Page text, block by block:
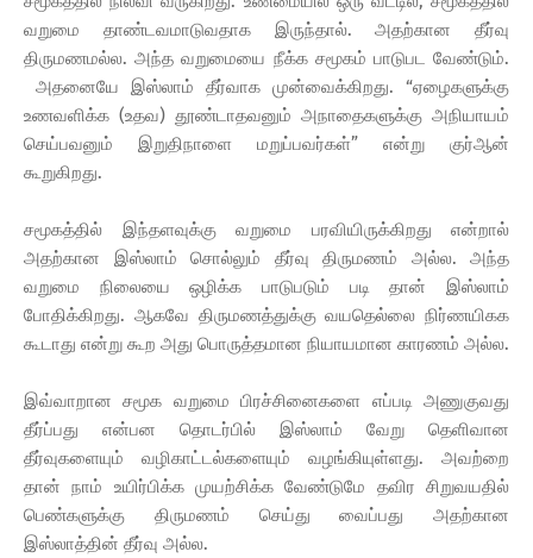
வறுமை தாண்டவமாடுவதாக இருந்தால். அதற்கான தீர்வு
திருமணமல்ல. அந்த வறுமையை நீக்க சமூகம் பாடுபட வேண்டும்.
அதனையே இஸ்லாம் தீர்வாக முன்வைக்கிறது. “ஏழைகளுக்கு
உணவளிக்க (உதவ) தூண்டாதவனும் அநாதைகளுக்கு அநியாயம்
செய்பவனும் இறுதிநாளை மறுப்பவர்கள்” என்று குர்ஆன்
கூறுகிறது.
சமூகத்தில் இந்தளவுக்கு வறுமை பரவியிருக்கிறது என்றால்
அதற்கான இஸ்லாம் சொல்லும் தீர்வு திருமணம் அல்ல. அந்த
வறுமை நிலையை ஒழிக்க பாடுபடும் படி தான் இஸ்லாம்
போதிக்கிறது. ஆகவே திருமணத்துக்கு வயதெல்லை நிர்ணயிகக
கூடாது என்று கூற அது பொருத்தமான நியாயமான காரணம் அல்ல.
இவ்வாறான சமூக வறுமை பிரச்சினைகளை எப்படி அணுகுவது
தீர்ப்பது என்பன தொடர்பில் இஸ்லாம் வேறு தெளிவான
தீர்வுகளையும் வழிகாட்டல்களையும் வழங்கியுள்ளது. அவற்றை
தான் நாம் உயிர்பிக்க முயற்சிக்க வேண்டுமே தவிர சிறுவயதில்
பெண்களுக்கு திருமணம் செய்து வைப்பது அதற்கான
இஸ்லாத்தின் தீர்வு அல்ல.